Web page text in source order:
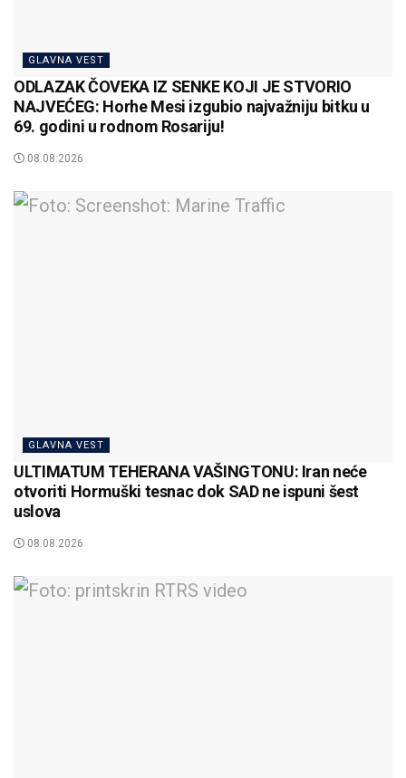
GLAVNA VEST
ODLAZAK ČOVEKA IZ SENKE KOJI JE STVORIO
NAJVEĆEG: Horhe Mesi izgubio najvažniju bitku u
69. godini u rodnom Rosariju!
08.08.2026
GLAVNA VEST
ULTIMATUM TEHERANA VAŠINGTONU: Iran neće
otvoriti Hormuški tesnac dok SAD ne ispuni šest
uslova
08.08.2026